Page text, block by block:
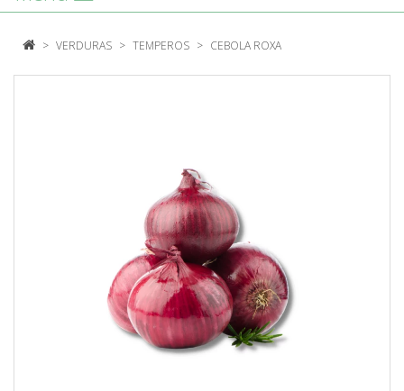
VERDURAS TEMPEROS CEBOLA ROXA